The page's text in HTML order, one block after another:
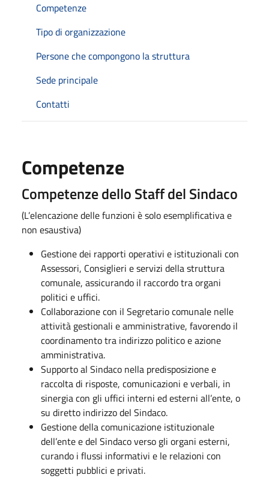
Competenze
Tipo di organizzazione
Persone che compongono la struttura
Sede principale
Contatti
Competenze
Competenze dello Staff del Sindaco
(L’elencazione delle funzioni è solo esemplificativa e
non esaustiva)
Gestione dei rapporti operativi e istituzionali con
Assessori, Consiglieri e servizi della struttura
comunale, assicurando il raccordo tra organi
politici e uffici.
Collaborazione con il Segretario comunale nelle
attività gestionali e amministrative, favorendo il
coordinamento tra indirizzo politico e azione
amministrativa.
Supporto al Sindaco nella predisposizione e
raccolta di risposte, comunicazioni e verbali, in
sinergia con gli uffici interni ed esterni all’ente, o
su diretto indirizzo del Sindaco.
Gestione della comunicazione istituzionale
dell’ente e del Sindaco verso gli organi esterni,
curando i flussi informativi e le relazioni con
soggetti pubblici e privati.